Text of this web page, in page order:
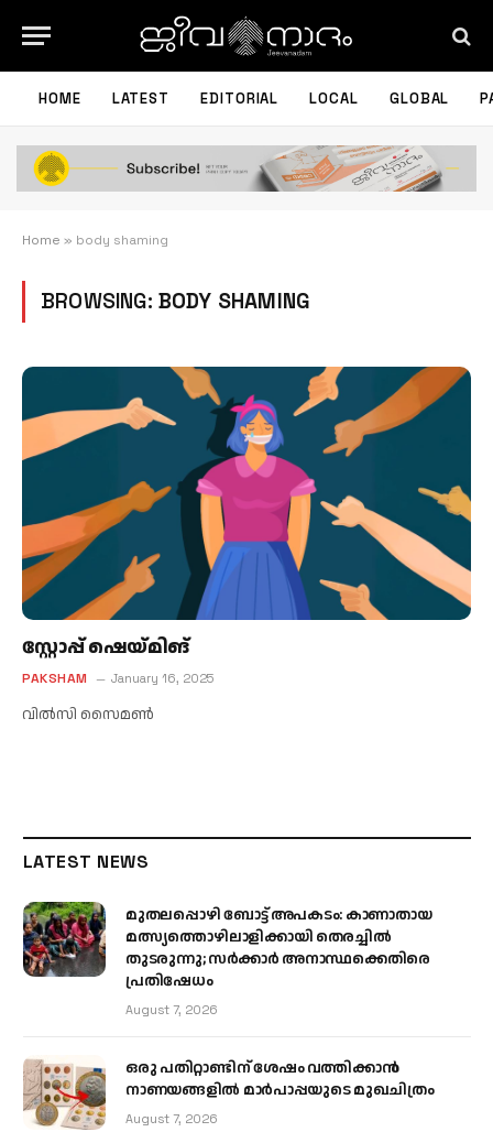
HOME LATEST EDITORIAL LOCAL GLOBAL
Home » body shaming
BROWSING: BODY SHAMING
സ്റ്റോപ്പ് ഷെയ്മിങ്
PAKSHAM January 16, 2025
വില്‍സി സൈമണ്‍
LATEST NEWS
മുതലപ്പൊഴി ബോട്ട് അപകടം: കാണാതായ
മത്സ്യത്തൊഴിലാളിക്കായി തെരച്ചിൽ
തുടരുന്നു; സർക്കാർ അനാസ്ഥക്കെതിരെ
പ്രതിഷേധം
August 7, 2026
ഒരു പതിറ്റാണ്ടിന് ശേഷം വത്തിക്കാൻ
നാണയങ്ങളിൽ മാർപാപ്പയുടെ മുഖചിത്രം
August 7, 2026